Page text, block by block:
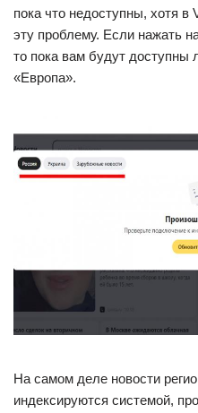
пока что недоступны, хотя
эту проблему. Если нажать
то пока вам будут доступны
«Европа».
На самом деле новости
индексируются системой,